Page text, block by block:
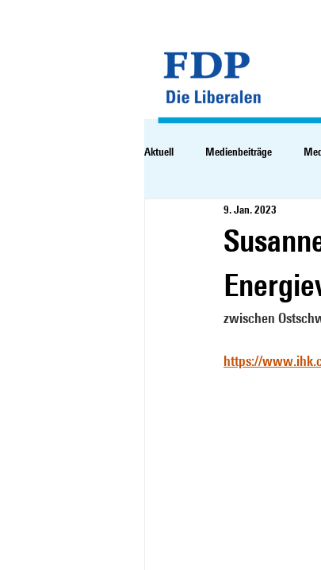
Aktuell Medienbeiträge
9. Jan. 2023
zwischen
https://